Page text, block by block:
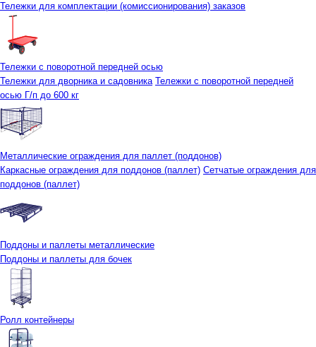
Тележки для комплектации (комиссионирования) заказов
Тележки с поворотной передней осью
Тележки для дворника и садовника Тележки с поворотной передней
осью Г/п до 600 кг
Металлические ограждения для паллет (поддонов)
Каркасные ограждения для поддонов (паллет) Сетчатые ограждения для
поддонов (паллет)
Поддоны и паллеты металлические
Поддоны и паллеты для бочек
Ролл контейнеры